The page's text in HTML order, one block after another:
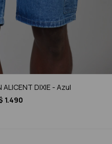
ALICENT DIXIE - Azul
1.490